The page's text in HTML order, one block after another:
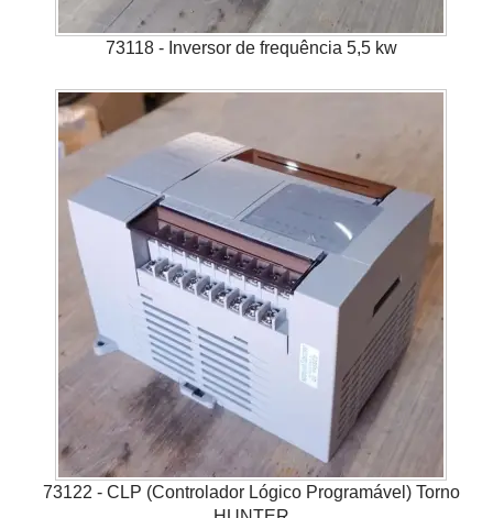
73118 - Inversor de frequência 5,5 kw
73122 - CLP (Controlador Lógico Programável) Torno